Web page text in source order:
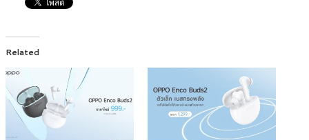
Related